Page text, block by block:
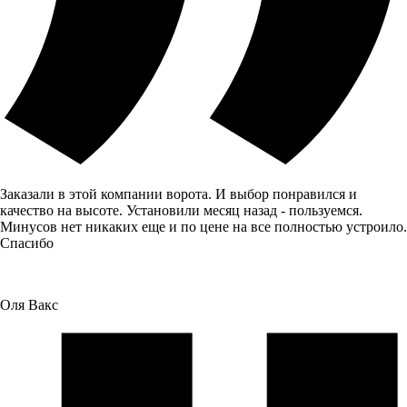
Заказали в этой компании ворота. И выбор понравился и
качество на высоте. Установили месяц назад - пользуемся.
Минусов нет никаких еще и по цене на все полностью устроило.
Спасибо
Оля Вакс